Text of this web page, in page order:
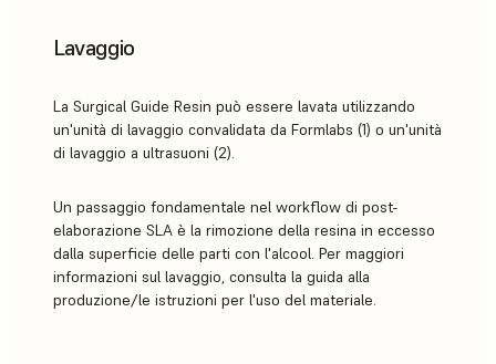
Lavaggio
La Surgical Guide Resin può essere lavata utilizzando
un'unità di lavaggio convalidata da Formlabs (1) o un'unità
di lavaggio a ultrasuoni (2).
Un passaggio fondamentale nel workflow di post-
elaborazione SLA è la rimozione della resina in eccesso
dalla superficie delle parti con l'alcool. Per maggiori
informazioni sul lavaggio, consulta la guida alla
produzione/le istruzioni per l'uso del materiale.